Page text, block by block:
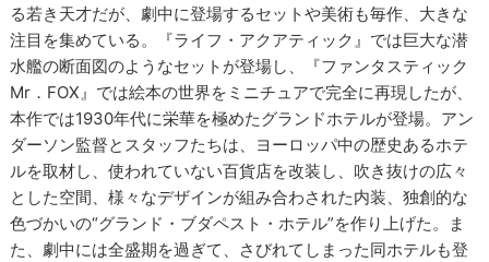
る若き天才だが、劇中に登場するセットや美術も毎作、大きな
注目を集めている。『ライフ・アクアティック』では巨大な潜
水艦の断面図のようなセットが登場し、『ファンタスティック
Mr．FOX』では絵本の世界をミニチュアで完全に再現したが、
本作では1930年代に栄華を極めたグランドホテルが登場。アン
ダーソン監督とスタッフたちは、ヨーロッパ中の歴史あるホテ
ルを取材し、使われていない百貨店を改装し、吹き抜けの広々
とした空間、様々なデザインが組み合わされた内装、独創的な
色づかいの“グランド・ブダペスト・ホテル”を作り上げた。ま
た、劇中には全盛期を過ぎて、さびれてしまった同ホテルも登